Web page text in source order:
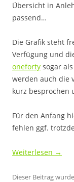
Übersicht in
passend…
Die Grafik steht
Verfügung und
oneforty sogar
werden auch die
kurz besprochen
Für den Anfang
fehlen ggf.
Weiterlesen →
Dieser Beitrag